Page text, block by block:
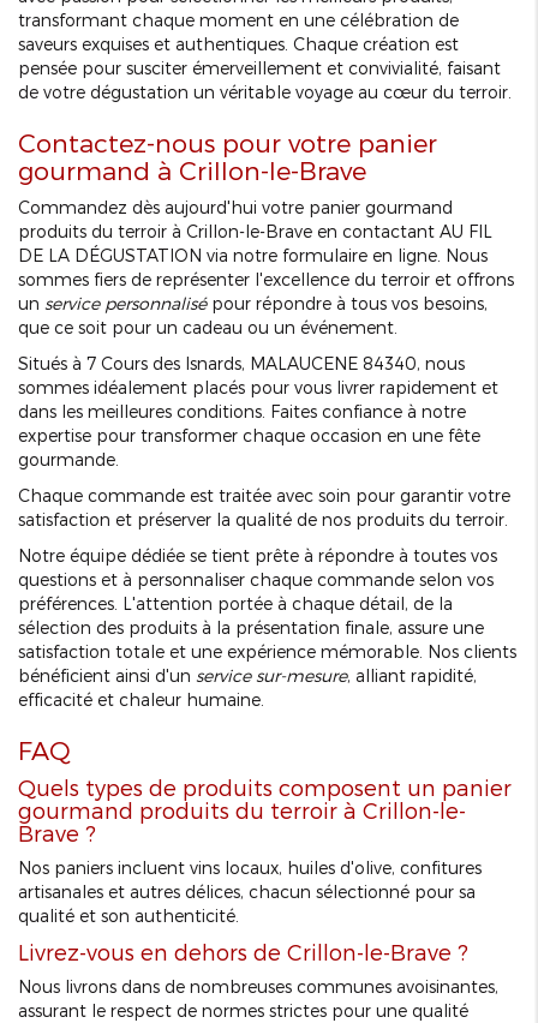
transformant chaque moment en une célébration de
saveurs exquises et authentiques. Chaque création est
pensée pour susciter émerveillement et convivialité, faisant
de votre dégustation un véritable voyage au cœur du terroir.
Contactez-nous pour votre panier
gourmand à Crillon-le-Brave
Commandez dès aujourd'hui votre panier gourmand
produits du terroir à Crillon-le-Brave en contactant AU FIL
DE LA DÉGUSTATION via notre formulaire en ligne. Nous
sommes fiers de représenter l'excellence du terroir et offrons
un service personnalisépour répondre à tous vos besoins,
que ce soit pour un cadeau ou un événement.
Situés à 7 Cours des Isnards, MALAUCENE 84340, nous
sommes idéalement placés pour vous livrer rapidement et
dans les meilleures conditions. Faites confiance à notre
expertise pour transformer chaque occasion en une fête
gourmande.
Chaque commande est traitée avec soin pour garantir votre
satisfaction et préserver la qualité de nos produits du terroir.
Notre équipe dédiée se tient prête à répondre à toutes vos
questions et à personnaliser chaque commande selon vos
préférences. L'attention portée à chaque détail, de la
sélection des produits à la présentation finale, assure une
satisfaction totale et une expérience mémorable. Nos clients
bénéficient ainsi d'un service sur-mesure, alliant rapidité,
efficacité et chaleur humaine.
FAQ
Quels types de produits composent un panier
gourmand produits du terroir à Crillon-le-
Brave ?
Nos paniers incluent vins locaux, huiles d'olive, confitures
artisanales et autres délices, chacun sélectionné pour sa
qualité et son authenticité.
Livrez-vous en dehors de Crillon-le-Brave ?
Nous livrons dans de nombreuses communes avoisinantes,
assurant le respect de normes strictes pour une qualité